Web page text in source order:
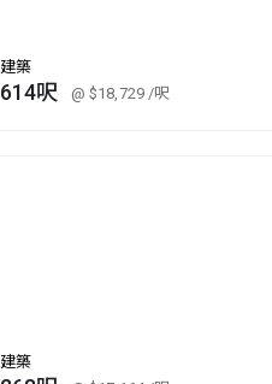
建築
614呎 @ $18,729 /呎
建築